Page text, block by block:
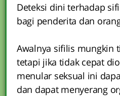
Deteksi dini terhadap
bagi penderita dan
Awalnya sifilis mungkin
tetapi jika tidak cepat
menular seksual ini
dan dapat menyerang